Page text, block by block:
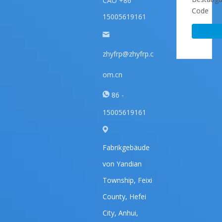
15005619161
zhyfrp@zhyfrp.c
om.cn
86 -
15005619161
Fabrikgebäude
von Yandian
Township, Feixi
County, Hefei
City, Anhui,